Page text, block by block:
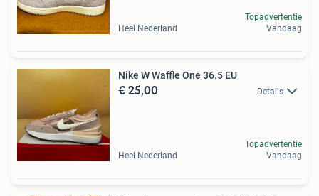
Heel Nederland
Topadvertentie
Vandaag
Nike W Waffle One 36.5 EU
€ 25,00 Details
Heel Nederland
Topadvertentie
Vandaag